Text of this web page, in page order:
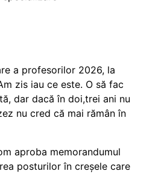
a profesorilor 2026, la
zis iau ce este. O să fac
dar dacă în doi,trei ani nu
nu cred că mai rămân în
aproba memorandumul
posturilor în creșele care